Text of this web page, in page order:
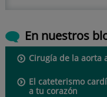
En nuestros
Cirugía de la aorta
El cateterismo
a tu corazón